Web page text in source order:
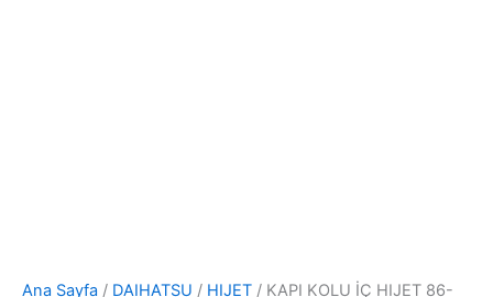
Ana Sayfa / DAIHATSU / HIJET / KAPI KOLU İÇ HIJET 86-